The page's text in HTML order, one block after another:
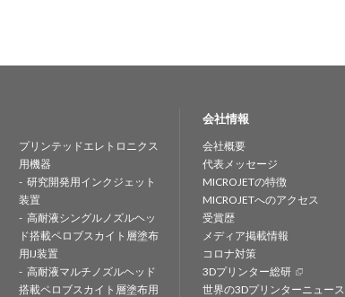
プリンテッドエレトロニクス
用機器
研究開発用インクジェット
装置
高耐液シングルノズルヘッ
ド搭載ペロブスカイト層塗布
用IJ装置
高耐液マルチノズルヘッド
搭載ペロブスカイト層塗布用
会社情報
会社概要
代表メッセージ
MICROJETの特徴
MICROJETへのアクセス
受賞歴
メディア掲載情報
コロナ対策
3Dプリンター総研
世界の3Dプリンターニュース